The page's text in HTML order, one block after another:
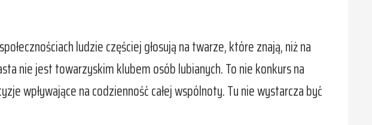
ludzie częściej głosują na twarze, które znają, niż na
nie jest towarzyskim klubem osób lubianych. To nie konkurs na
wpływające na codzienność całej wspólnoty. Tu nie wystarcza być